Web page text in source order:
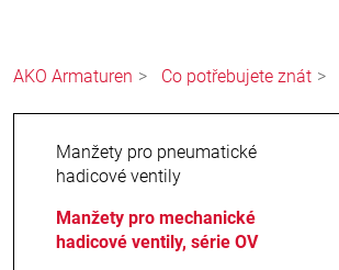
AKO Armaturen Co potřebujete znát
Manžety pro pneumatické
hadicové ventily
Manžety pro mechanické
hadicové ventily, série OV